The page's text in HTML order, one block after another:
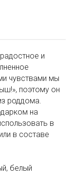
и
чувствами мы
поэтому он
роддома.
на
в
в составе
белый